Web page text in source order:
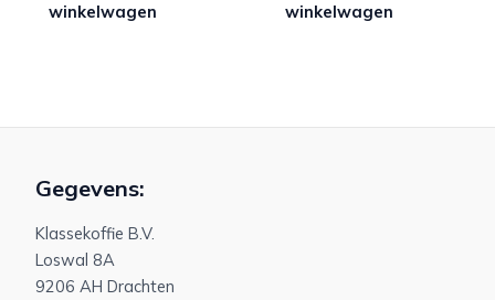
winkelwagen
winkelwagen
Gegevens:
Klassekoffie B.V.
Loswal 8A
9206 AH Drachten